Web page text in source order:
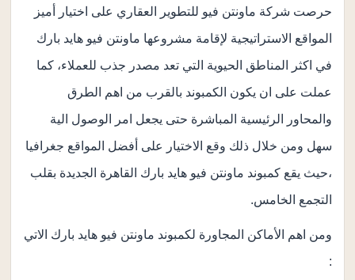
حرصت شركة ماونتن فيو للتطوير العقاري على اختيار أميز
المواقع الاستراتيجية لإقامة مشروعها ماونتن فيو هايد بارك
في اكثر المناطق الحيوية التي تعد مصدر جذب للعملاء، كما
عملت على ان يكون الكمبوند بالقرب من اهم الطرق
والمحاور الرئيسية المباشرة حتى يجعل امر الوصول الية
سهل ومن خلال ذلك وقع الاختيار على أفضل المواقع جغرافيا
،حيث يقع كمبوند ماونتن فيو هايد بارك القاهرة الجديدة بقلب
التجمع الخامس.
ومن اهم الأماكن المجاورة لكمبوند ماونتن فيو هايد بارك الاتي
: